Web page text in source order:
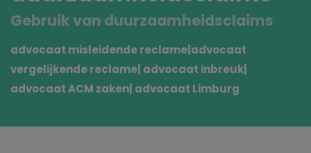
Gebruik van duurzaamheidsclaims
advocaat misleidende reclame|advocaat
vergelijkende reclame| advocaat inbreuk|
advocaat ACM zaken| advocaat Limburg